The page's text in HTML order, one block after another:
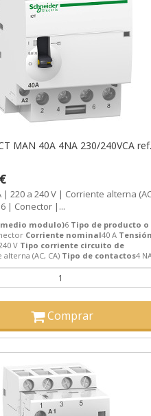
MAN 40A 4NA 230/240VCA ref.
alterna (AC, CA) | 4
NA | Acti 9 iCT | 6 | Conector |...
modulo)6 Tipo de producto o
Corriente nominal40 A
V Tipo corriente circuito de
(AC, CA) Tipo de contactos4
Comprar